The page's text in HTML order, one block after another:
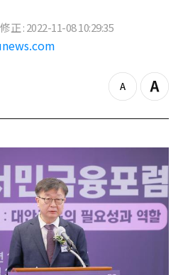
修正 : 2022-11-08 10:29:35
z
o
o
t
Z
o
i